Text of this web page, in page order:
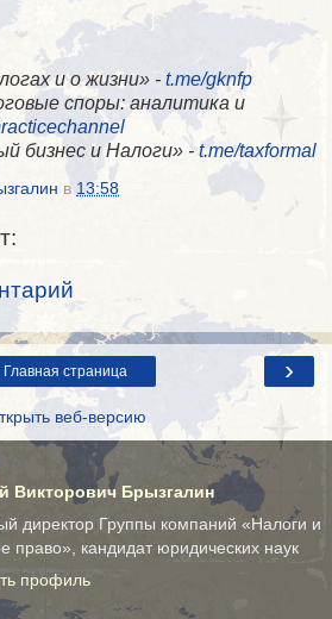
и о жизни» - t.me/gknfp
споры: аналитика и
бизнес и Налоги» -t.me/taxformal
в 13:58
›
Главная страница
веб-версию
Викторович Брызгалин
директор Группы компаний «Налоги и
право», кандидат юридических наук
профиль